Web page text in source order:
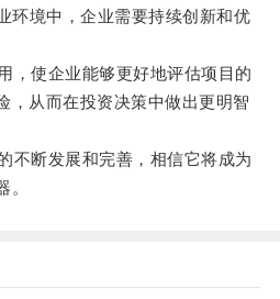
境中，企业需要持续创新和优
使企业能够更好地评估项目的
，从而在投资决策中做出更明智
断发展和完善，相信它将成为
。